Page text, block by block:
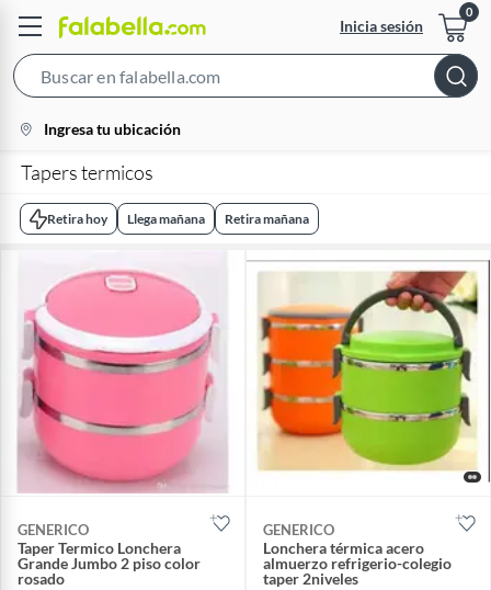
Inicia sesión
Bar
location-
icon
Ingresa tu ubicación
Tapers termicos
Retira hoy Llega mañana Retira mañana
GENERICO
Taper Termico Lonchera
Grande Jumbo 2 piso color
rosado
GENERICO
Lonchera térmica acero
almuerzo refrigerio-colegio
taper 2niveles